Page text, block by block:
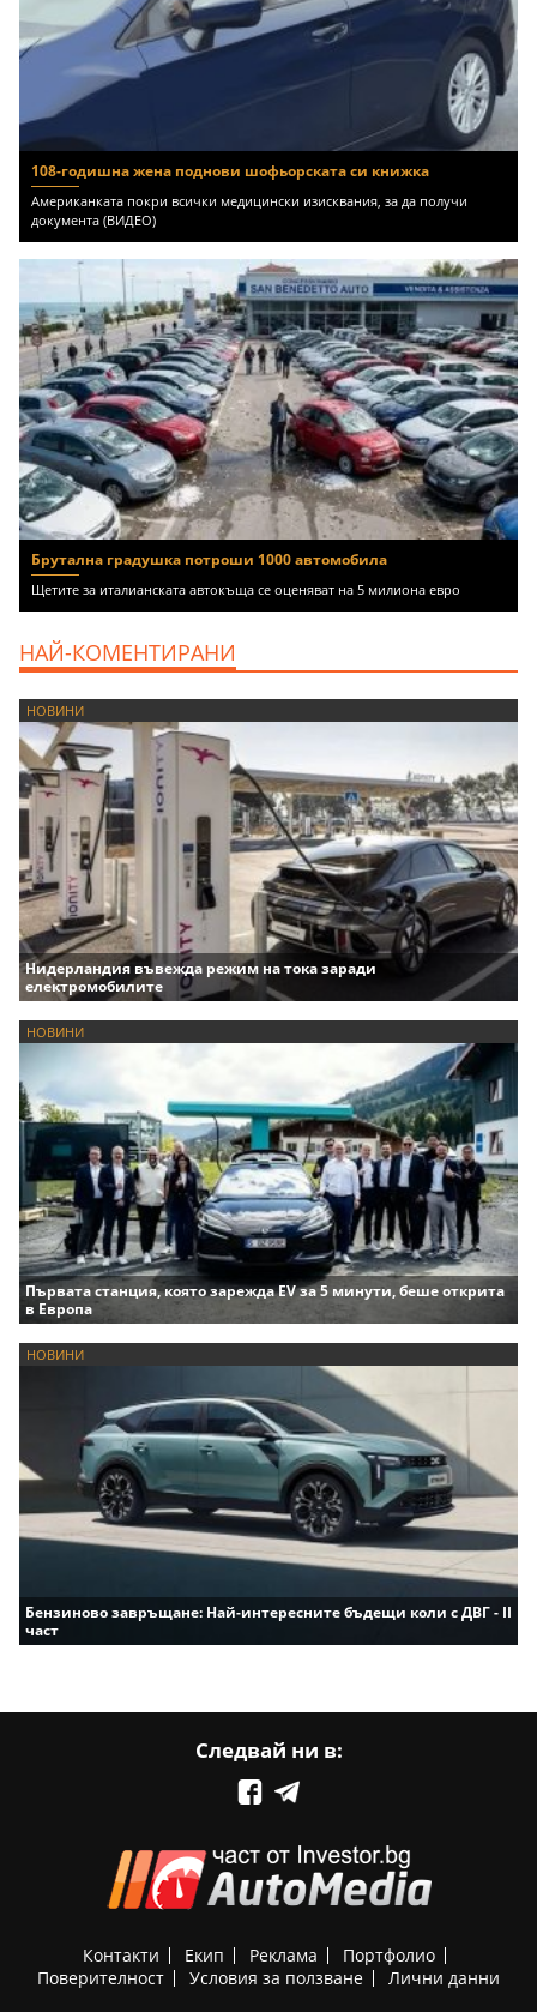
108-годишна жена поднови шофьорската си книжка
Американката покри всички медицински изисквания, за да получи
документа (ВИДЕО)
Брутална градушка потроши 1000 автомобила
Щетите за италианската автокъща се оценяват на 5 милиона евро
НАЙ-КОМЕНТИРАНИ
НОВИНИ
Нидерландия въвежда режим на тока заради
електромобилите
НОВИНИ
Първата станция, която зарежда EV за 5 минути, беше открита
в Европа
НОВИНИ
Бензиново завръщане: Най-интересните бъдещи коли с ДВГ - II
част
Следвай ни в:
Контакти Екип Реклама
Портфолио
Поверителност
Условия за ползване Лични данни